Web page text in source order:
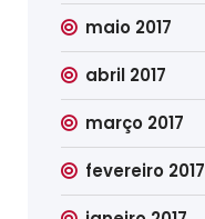
maio 2017
abril 2017
março 2017
fevereiro 2017